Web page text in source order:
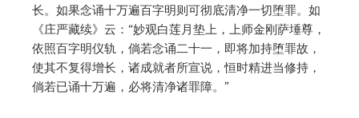
长。如果念诵十万遍百字明则可彻底清净一切堕罪。如
《庄严藏续》云：“妙观白莲月垫上，上师金刚萨埵尊，
依照百字明仪轨，倘若念诵二十一，即将加持堕罪故，
使其不复得增长，诸成就者所宣说，恒时精进当修持，
倘若已诵十万遍，必将清净诸罪障。”